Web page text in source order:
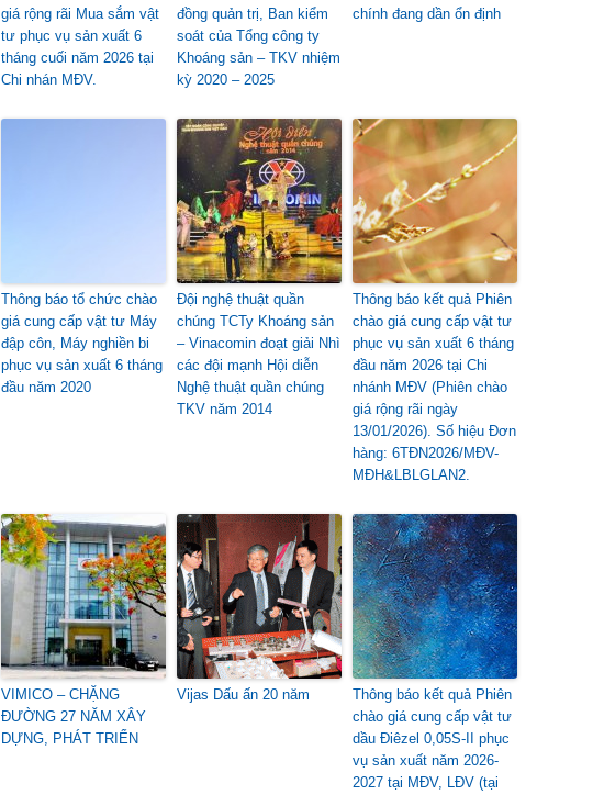
giá rộng rãi Mua sắm vật
tư phục vụ sản xuất 6
tháng cuối năm 2026 tại
Chi nhán MĐV.
đồng quản trị, Ban kiểm
soát của Tổng công ty
Khoáng sản – TKV nhiệm
kỳ 2020 – 2025
chính đang dần ổn định
Thông báo tổ chức chào
giá cung cấp vật tư Máy
đập côn, Máy nghiền bi
phục vụ sản xuất 6 tháng
đầu năm 2020
Đội nghệ thuật quần
chúng TCTy Khoáng sản
– Vinacomin đoạt giải Nhì
các đội mạnh Hội diễn
Nghệ thuật quần chúng
TKV năm 2014
Thông báo kết quả Phiên
chào giá cung cấp vật tư
phục vụ sản xuất 6 tháng
đầu năm 2026 tại Chi
nhánh MĐV (Phiên chào
giá rộng rãi ngày
13/01/2026). Số hiệu Đơn
hàng: 6TĐN2026/MĐV-
MĐH&LBLGLAN2.
VIMICO – CHẶNG
ĐƯỜNG 27 NĂM XÂY
DỰNG, PHÁT TRIỂN
Vijas Dấu ấn 20 năm
Thông báo kết quả Phiên
chào giá cung cấp vật tư
dầu Điêzel 0,05S-II phục
vụ sản xuất năm 2026-
2027 tại MĐV, LĐV (tại